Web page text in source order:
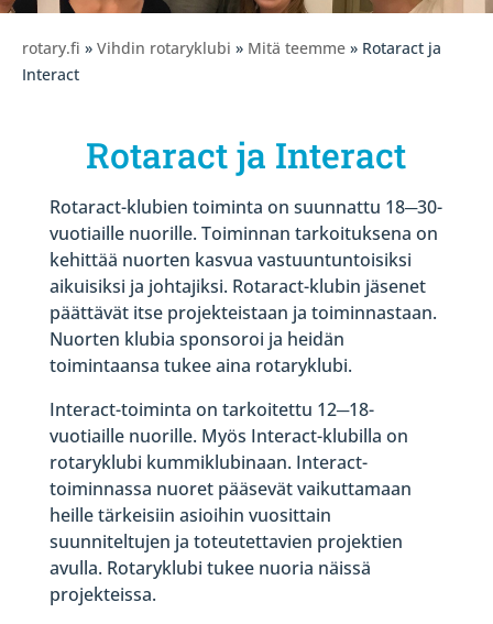
rotary.fi » Vihdin rotaryklubi » Mitä teemme » Rotaract ja
Interact
Rotaract ja Interact
Rotaract-klubien toiminta on suunnattu 18─30-
vuotiaille nuorille. Toiminnan tarkoituksena on
kehittää nuorten kasvua vastuuntuntoisiksi
aikuisiksi ja johtajiksi. Rotaract-klubin jäsenet
päättävät itse projekteistaan ja toiminnastaan.
Nuorten klubia sponsoroi ja heidän
toimintaansa tukee aina rotaryklubi.
Interact-toiminta on tarkoitettu 12─18-
vuotiaille nuorille. Myös Interact-klubilla on
rotaryklubi kummiklubinaan. Interact-
toiminnassa nuoret pääsevät vaikuttamaan
heille tärkeisiin asioihin vuosittain
suunniteltujen ja toteutettavien projektien
avulla. Rotaryklubi tukee nuoria näissä
projekteissa.